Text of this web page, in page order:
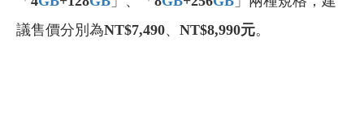
議售價分別為NT$7,490、 NT$8,990元。